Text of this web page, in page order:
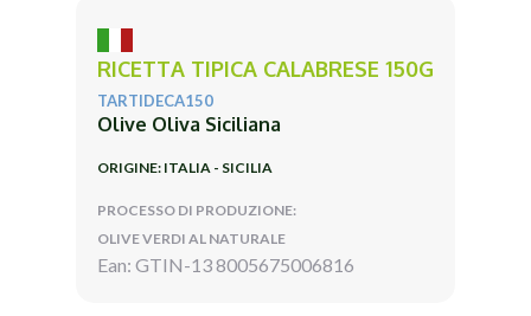
RICETTA TIPICA CALABRESE 150G
TARTIDECA150
Olive Oliva Siciliana
ORIGINE: ITALIA - SICILIA
PROCESSO DI PRODUZIONE:
OLIVE VERDI AL NATURALE
Ean: GTIN-13 8005675006816